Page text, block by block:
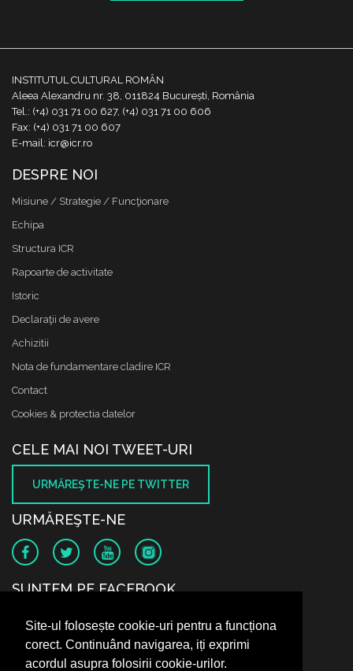
Site-ul folosește cookie-uri pentru a funcționa
corect. Continuând navigarea, iți exprimi
acordul asupra folosirii cookie-urilor.
INSTITUTUL CULTURAL ROMÂN
Aleea Alexandru nr. 38, 011824 București, România
Tel.: (+4) 031 71 00 627, (+4) 031 71 00 606
Fax: (+4) 031 71 00 607
E-mail: icr@icr.ro
DESPRE NOI
Misiune / Strategie / Funcţionare
Echipa
Structura ICR
Rapoarte de activitate
Istoric
Declaraţii de avere
Achizitii
Nota de fundamentare cladire ICR
Contact
Cookies & protectia datelor
CELE MAI NOI TWEET-URI
URMĂREŞTE-NE PE TWITTER
URMĂREŞTE-NE
SUNTEM PE FACEBOOK